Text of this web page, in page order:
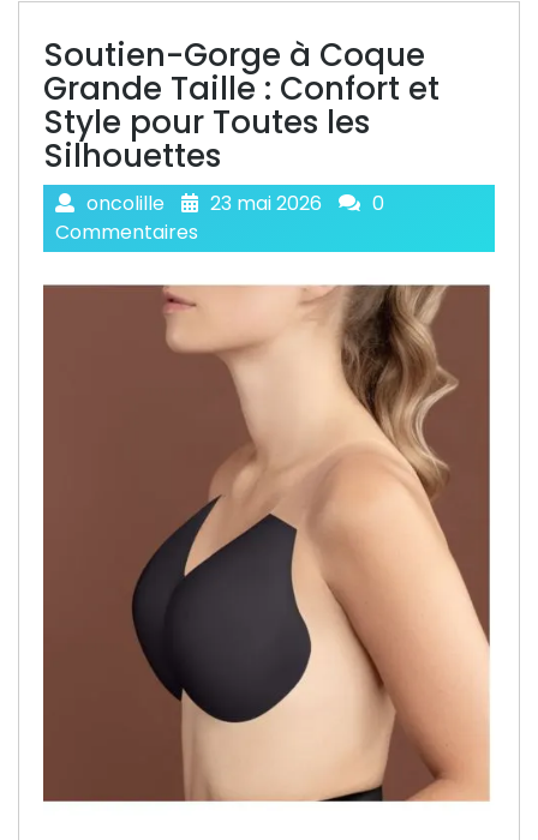
Soutien-Gorge à Coque
Grande Taille : Confort et
Style pour Toutes les
Silhouettes
oncolille 23 mai 2026
0
Commentaires